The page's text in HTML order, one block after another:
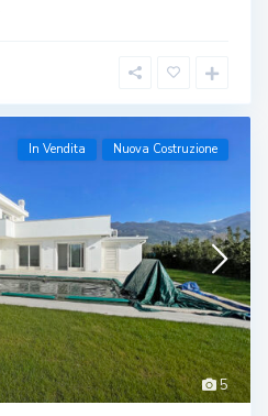
5
In Vendita Nuova Costruzione